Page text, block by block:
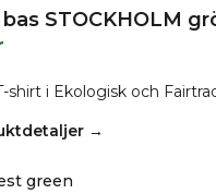
STOCKHOLM
shirt i Ekologisk och
→
green